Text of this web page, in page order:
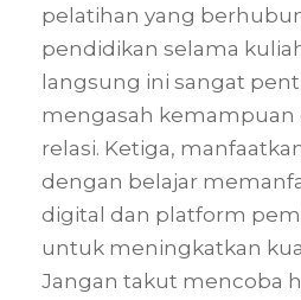
pelatihan yang
pendidikan selama
langsung ini sangat
mengasah
relasi. Ketiga,
dengan belajar
digital dan platform
untuk meningkatkan
Jangan takut mencoba